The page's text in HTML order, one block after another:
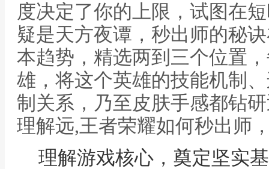
度决定了你的上限，试图在
疑是天方夜谭，秒出师的秘
本趋势，精选两到三个位置
雄，将这个英雄的技能机制
制关系，乃至皮肤手感都钻
理解远,王者荣耀如何秒出师
理解游戏核心，奠定坚实